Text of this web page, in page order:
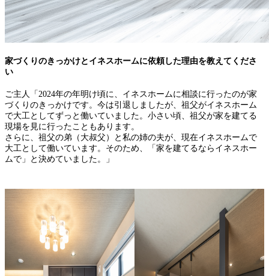
家づくりのきっかけとイネスホームに依頼した理由を教えてくださ
い
ご主人「2024年の年明け頃に、イネスホームに相談に行ったのが家
づくりのきっかけです。今は引退しましたが、祖父がイネスホーム
で大工としてずっと働いていました。小さい頃、祖父が家を建てる
現場を見に行ったこともあります。
さらに、祖父の弟（大叔父）と私の姉の夫が、現在イネスホームで
大工として働いています。そのため、「家を建てるならイネスホー
ムで」と決めていました。」